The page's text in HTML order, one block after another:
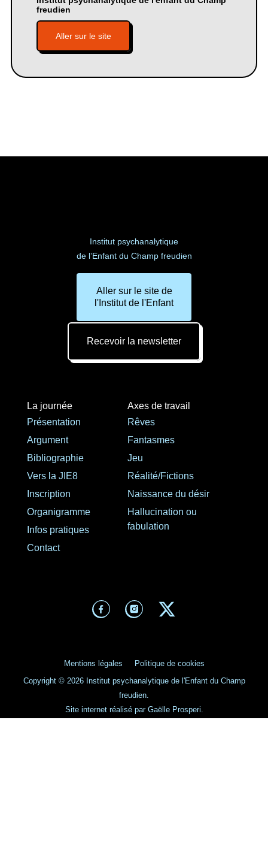
freudien
Aller sur le site
Institut psychanalytique
de l’Enfant du Champ freudien
Aller sur le site de
l'Institut de l'Enfant
Recevoir la newsletter
La journée
Présentation
Argument
Bibliographie
Vers la JIE8
Inscription
Organigramme
Infos pratiques
Contact
Axes de travail
Rêves
Fantasmes
Jeu
Réalité/Fictions
Naissance du désir
Hallucination ou
fabulation
Mentions légales
Politique de cookies
Copyright © 2026 Institut psychanalytique de l'Enfant du Champ
freudien.
Site internet réalisé par Gaëlle Prosperi.